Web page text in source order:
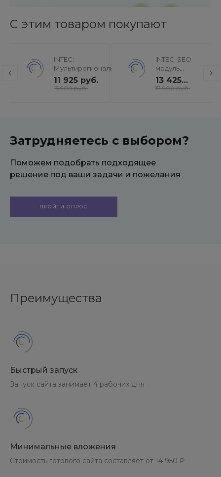
С этим товаром покупают
INTEC:
Мультирегиональность
- региональная сеть
вашего сайта с
11 925 руб.
15 900 руб.
INTEC. SEO -
модуль
поисковой
оптимизации:
13 425
руб.
17 900 руб.
Затрудняетесь с выбором?
Поможем подобрать подходящее
решение под ваши задачи и пожелания
ПРОЙТИ ОПРОС
Преимущества
Быстрый запуск
Запуск сайта занимает 4 рабочих дня
Минимальные вложения
Стоимость готового сайта составляет от 14 950 ₽